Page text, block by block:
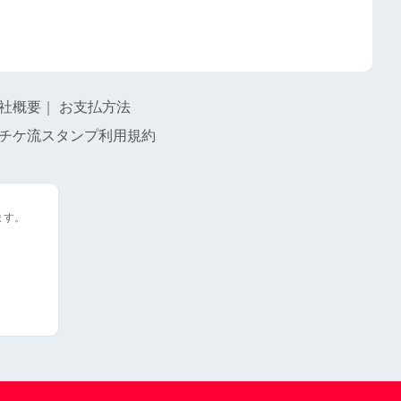
概要
お支払方法
ケ流スタンプ利用規約
。